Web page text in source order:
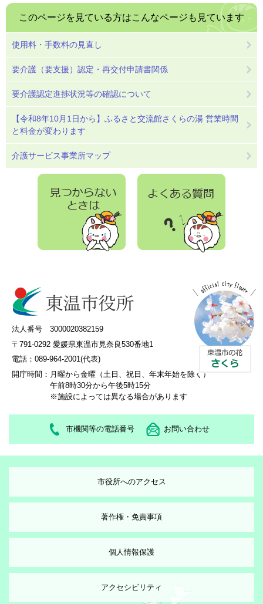
このページを見ている方はこんなページも見ています
使用料・手数料の見直し
要介護（要支援）認定・再交付申請書関係
要介護認定進捗状況等の確認について
【令和8年10月1日から】ふるさと交流館さくらの湯 営業時間
と料金が変わります
介護サービス事業所マップ
法人番号 3000020382159
〒791-0292 愛媛県東温市見奈良530番地1
電話：089-964-2001(代表)
開庁時間： 月曜から金曜（土日、祝日、年末年始を除く）
午前8時30分から午後5時15分
※施設によっては異なる場合があります
市機関等の電話番号 お問い合わせ
市役所へのアクセス
著作権・免責事項
個人情報保護
アクセシビリティ